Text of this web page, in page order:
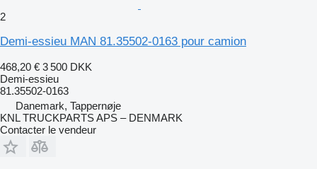
2
Demi-essieu MAN 81.35502-0163 pour camion
468,20 € 3 500 DKK
Demi-essieu
81.35502-0163
Danemark, Tappernøje
KNL TRUCKPARTS APS – DENMARK
Contacter le vendeur